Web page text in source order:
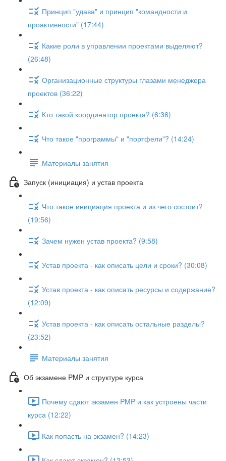
Принцип "удава" и принцип "командности и
проактивности" (17:44)
Какие роли в управлении проектами выделяют?
(26:48)
Организационные структуры глазами менеджера
проектов (36:22)
Кто такой координатор проекта? (6:36)
Что такое "программы" и "портфели"? (14:24)
Материалы занятия
Запуск (инициация) и устав проекта
Что такое инициация проекта и из чего состоит?
(19:56)
Зачем нужен устав проекта? (9:58)
Устав проекта - как описать цели и сроки? (30:08)
Устав проекта - как описать ресурсы и содержание?
(12:09)
Устав проекта - как описать остальные разделы?
(23:52)
Материалы занятия
Об экзамене PMP и структуре курса
Почему сдают экзамен PMP и как устроены части
курса (12:22)
Как попасть на экзамен? (14:23)